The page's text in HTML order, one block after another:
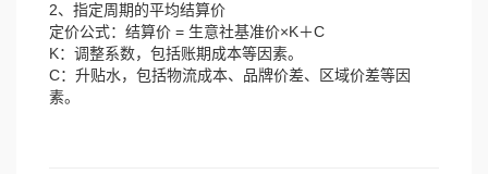
2、指定周期的平均结算价
定价公式：结算价 = 生意社基准价×K＋C
K：调整系数，包括账期成本等因素。
C：升贴水，包括物流成本、品牌价差、区域价差等因
素。